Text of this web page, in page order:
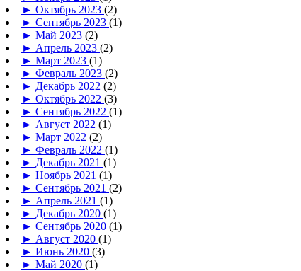
► Октябрь 2023 (2)
► Сентябрь 2023 (1)
► Май 2023 (2)
► Апрель 2023 (2)
► Март 2023 (1)
► Февраль 2023 (2)
► Декабрь 2022 (2)
► Октябрь 2022 (3)
► Сентябрь 2022 (1)
► Август 2022 (1)
► Март 2022 (2)
► Февраль 2022 (1)
► Декабрь 2021 (1)
► Ноябрь 2021 (1)
► Сентябрь 2021 (2)
► Апрель 2021 (1)
► Декабрь 2020 (1)
► Сентябрь 2020 (1)
► Август 2020 (1)
► Июнь 2020 (3)
► Май 2020 (1)